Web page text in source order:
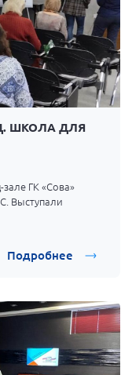
ШКОЛА ДЛЯ
ГК «Сова»
Выступали
Подробнее